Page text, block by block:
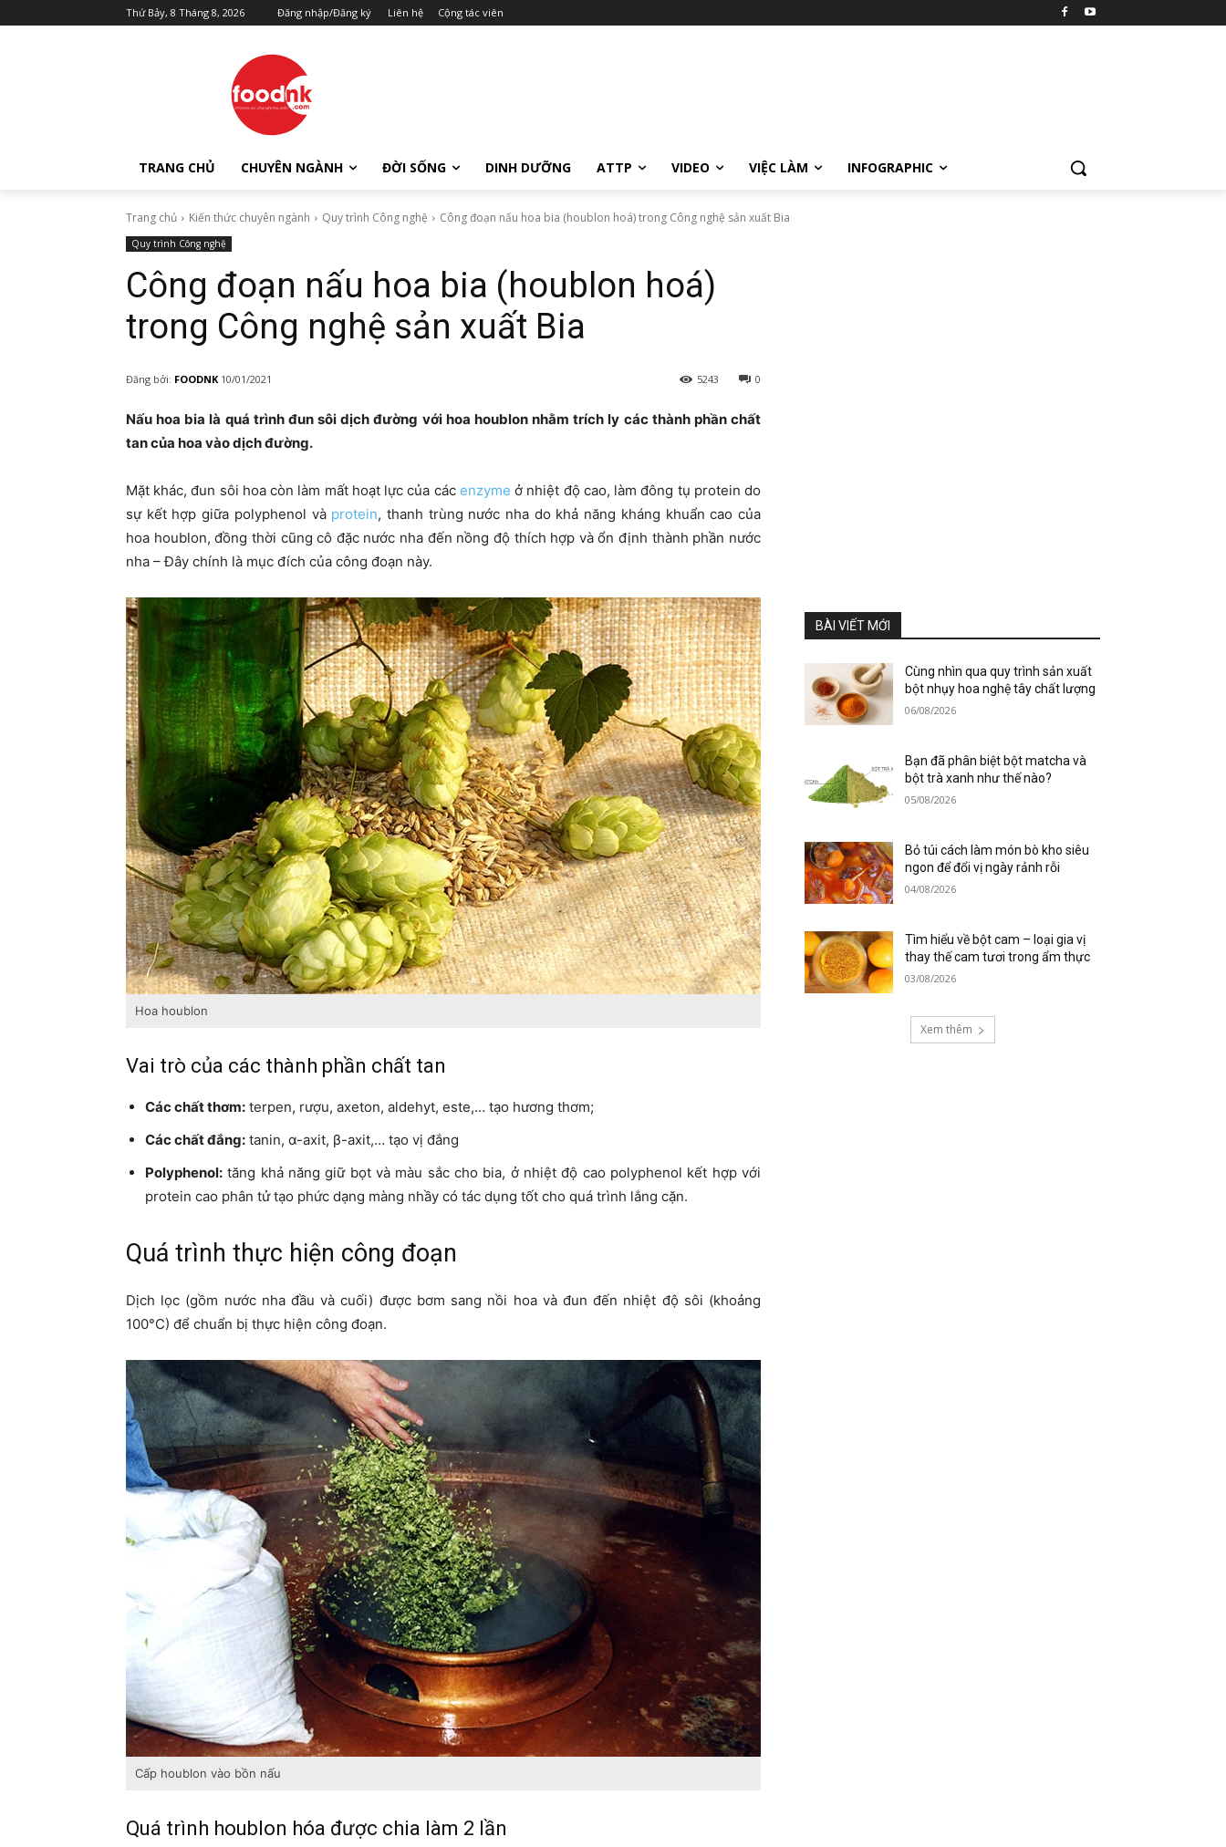
Thứ Bảy, 8 Tháng 8, 2026 Đăng nhập/Đăng ký Liên hệ Cộng tác viên
TRANG CHỦ CHUYÊN NGÀNH ĐỜI SỐNG DINH DƯỠNG ATTP VIDEO VIỆC LÀM INFOGRAPHIC
Trang chủ Kiến thức chuyên ngành Quy trình Công nghệ Công đoạn nấu hoa bia (houblon hoá) trong Công nghệ sản xuất Bia
Quy trình Công nghệ
Công đoạn nấu hoa bia (houblon hoá)
trong Công nghệ sản xuất Bia
Đăng bởi: FOODNK 10/01/2021 0
5243
Nấu hoa bia là quá trình đun sôi dịch đường với hoa houblon nhằm trích ly các thành phần chất
tan của hoa vào dịch đường.
Mặt khác, đun sôi hoa còn làm mất hoạt lực của các enzyme ở nhiệt độ cao, làm đông tụ protein do
sự kết hợp giữa polyphenol và protein, thanh trùng nước nha do khả năng kháng khuẩn cao của
hoa houblon, đồng thời cũng cô đặc nước nha đến nồng độ thích hợp và ổn định thành phần nước
nha – Đây chính là mục đích của công đoạn này.
Hoa houblon
Vai trò của các thành phần chất tan
Các chất thơm: terpen, rượu, axeton, aldehyt, este,… tạo hương thơm;
Các chất đắng: tanin, α-axit, β-axit,… tạo vị đắng
Polyphenol: tăng khả năng giữ bọt và màu sắc cho bia, ở nhiệt độ cao polyphenol kết hợp với
protein cao phân tử tạo phức dạng màng nhầy có tác dụng tốt cho quá trình lắng cặn.
Quá trình thực hiện công đoạn
Dịch lọc (gồm nước nha đầu và cuối) được bơm sang nồi hoa và đun đến nhiệt độ sôi (khoảng
100°C) để chuẩn bị thực hiện công đoạn.
Cấp houblon vào bồn nấu
Quá trình houblon hóa được chia làm 2 lần
BÀI VIẾT MỚI
Cùng nhìn qua quy trình sản xuất
bột nhụy hoa nghệ tây chất lượng
06/08/2026
Bạn đã phân biệt bột matcha và
bột trà xanh như thế nào?
05/08/2026
Bỏ túi cách làm món bò kho siêu
ngon để đổi vị ngày rảnh rỗi
04/08/2026
Tìm hiểu về bột cam – loại gia vị
thay thế cam tươi trong ẩm thực
03/08/2026
Xem thêm